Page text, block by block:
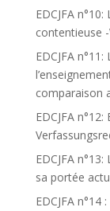
EDCJFA
contentieuse
EDCJFA
comparaison
EDCJFA
EDCJFA
sa portée
EDCJFA